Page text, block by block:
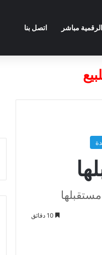
مباشر اتصل بنا